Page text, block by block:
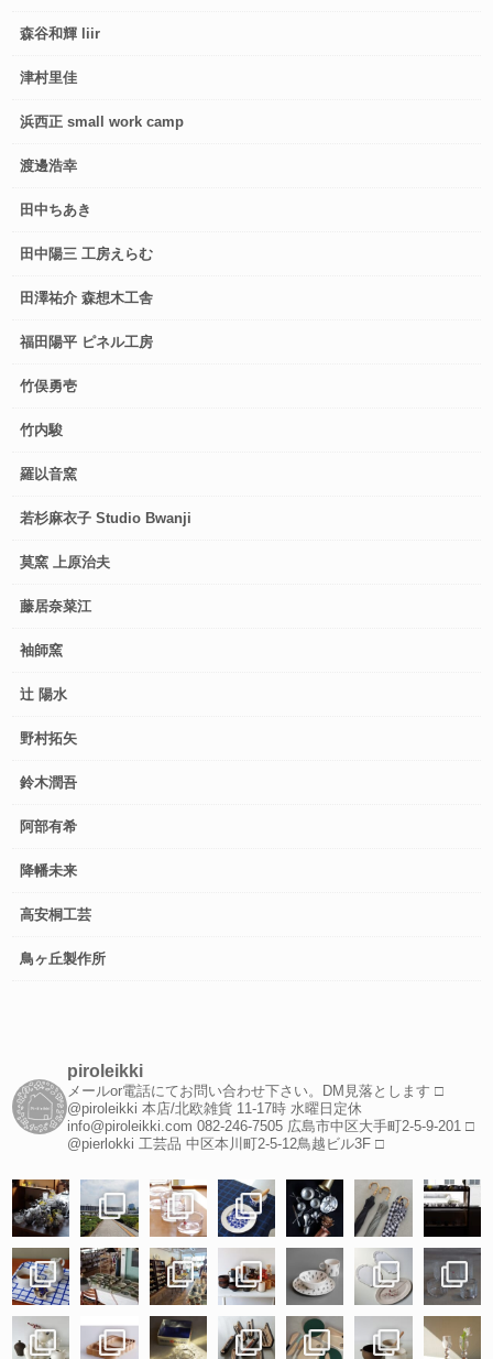
森谷和輝 liir
津村里佳
浜西正 small work camp
渡邊浩幸
田中ちあき
田中陽三 工房えらむ
田澤祐介 森想木工舎
福田陽平 ピネル工房
竹俣勇壱
竹内駿
羅以音窯
若杉麻衣子 Studio Bwanji
莫窯 上原治夫
藤居奈菜江
袖師窯
辻 陽水
野村拓矢
鈴木潤吾
阿部有希
降幡未来
高安桐工芸
鳥ヶ丘製作所
piroleikki
メールor電話にてお問い合わせ下さい。DM見落とします □
@piroleikki 本店/北欧雑貨 11-17時 水曜日定休
info@piroleikki.com 082-246-7505 広島市中区大手町2-5-9-201 □
@pierlokki 工芸品 中区本川町2-5-12鳥越ビル3F □